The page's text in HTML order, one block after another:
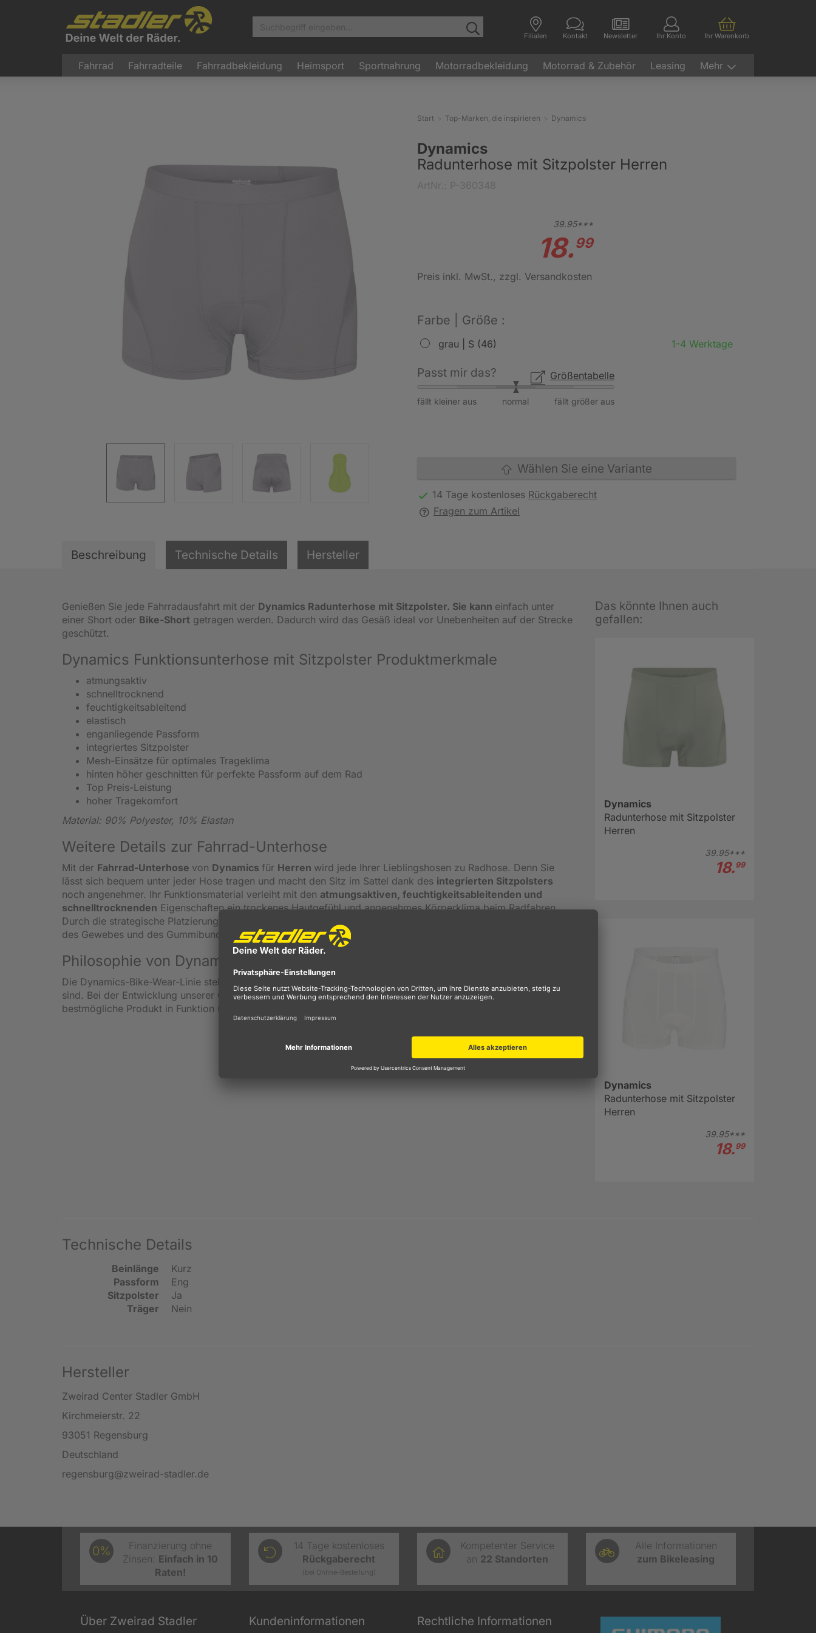
Filialen Kontakt Newsletter Ihr Konto Ihr Warenkorb
Fahrrad Fahrradteile Fahrradbekleidung Heimsport Sportnahrung Motorradbekleidung Motorrad & Zubehör Leasing Mehr
Start Top-Marken, die inspirieren Dynamics
Dynamics
Radunterhose mit Sitzpolster Herren
39.95***
18.99
Preis inkl. MwSt., zzgl. Versandkosten
Farbe | Größe :
grau | S (46) 1-4 Werktage
Größentabelle
Passt mir das?
fällt kleiner aus fällt größer aus
normal
Wählen Sie eine Variante
14 Tage kostenloses Rückgaberecht
Fragen zum Artikel
Beschreibung Technische Details Hersteller
Genießen Sie jede Fahrradausfahrt mit der Dynamics Radunterhose mit Sitzpolster. Sie kann einfach unter
einer Short oder Bike-Short getragen werden. Dadurch wird das Gesäß ideal vor Unebenheiten auf der Strecke
geschützt.
Dynamics Funktionsunterhose mit Sitzpolster Produktmerkmale
atmungsaktiv
schnelltrocknend
feuchtigkeitsableitend
elastisch
enganliegende Passform
integriertes Sitzpolster
Mesh-Einsätze für optimales Trageklima
hinten höher geschnitten für perfekte Passform auf dem Rad
Top Preis-Leistung
hoher Tragekomfort
Material: 90% Polyester, 10% Elastan
Weitere Details zur Fahrrad-Unterhose
Mit der Fahrrad-Unterhose von Dynamics für Herren wird jede Ihrer Lieblingshosen zu Radhose. Denn Sie
lässt sich bequem unter jeder Hose tragen und macht den Sitz im Sattel dank des integrierten Sitzpolsters
noch angenehmer. Ihr Funktionsmaterial verleiht mit den atmungsaktiven, feuchtigkeitsableitenden und
schnelltrocknenden Eigenschaften ein trockenes Hautgefühl und angenehmes Körperklima beim Radfahren.
Durch die strategische Platzierung von
des Gewebes und des Gummibundes wird ausgezeichnete Bewegungsfreiheit und Tragekomfort garantiert.
Philosophie von Dynamics Fahrradbekleidung
Die Dynamics-Bike-Wear-Linie steht für innovative Bekleidung, mit der alle Radfahrertypen perfekt ausgestattet
sind. Bei der Entwicklung unserer Outfits stehen die Bedürfnisse des Radfahrers an erster Stelle. Wir bieten das
bestmögliche Produkt in Funktion und Qualität mit optimalem Preis-Leistungs-Verhältnis.
Das könnte Ihnen auch
gefallen:
Dynamics
Radunterhose mit Sitzpolster
Herren
39.95***
18.99
Dynamics
Radunterhose mit Sitzpolster
Herren
39.95***
18.99
Technische Details
Beinlänge
Kurz
Passform
Eng
Sitzpolster
Ja
Träger
Nein
Hersteller
Zweirad Center Stadler GmbH
Kirchmeierstr. 22
93051 Regensburg
Deutschland
regensburg@zweirad-stadler.de
0%
Finanzierung ohne
Zinsen: Einfach in 10
Raten!
14 Tage kostenloses
Rückgaberecht
(bei Online-Bestellung)
Kompetenter Service
an 22 Standorten
Alle Informationen
zum Bikeleasing
Über Zweirad Stadler Kundeninformationen Rechtliche Informationen